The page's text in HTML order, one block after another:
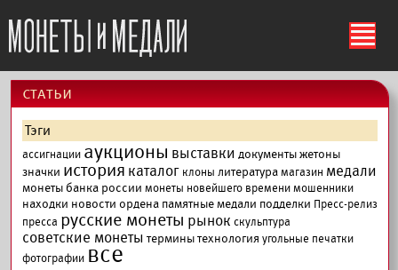
ś
cтатьи
Тэги
ассигнации аукционы выставки документыжетоны
значки история каталог клоны литературамагазин медали
монеты банка россии монеты новейшего временимошенники
находки новости ордена памятные медали подделки Пресс-релиз
пресса русские монеты рынок скульптура
советские монеты терминытехнология угольные печатки
фотографии все